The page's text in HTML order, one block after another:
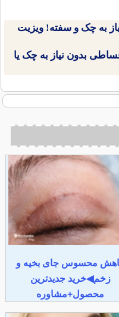
به چک و سفته! ویزیت
بدون نیاز به چک یا
محسوس جای بخیه و
زخم◀خرید جدیدترین
محصول+مشاوره